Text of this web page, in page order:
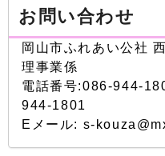
お問い合わせ
岡山市ふれあい公社
理事業係
電話番号:086-944-
944-1801
Eメール: s-